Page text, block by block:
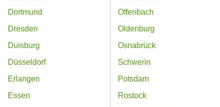
Dortmund
Dresden
Duisburg
Düsseldorf
Erlangen
Essen
Offenbach
Oldenburg
Osnabrück
Schwerin
Potsdam
Rostock